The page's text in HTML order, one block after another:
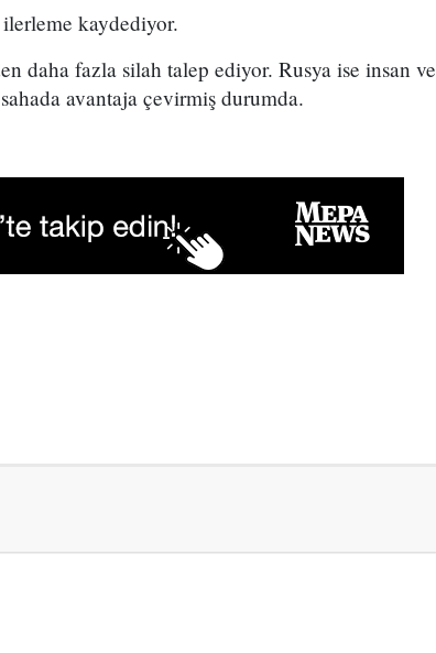
kaydediyor.
daha fazla silah talep ediyor. Rusya ise insan ve
avantaja çevirmiş durumda.